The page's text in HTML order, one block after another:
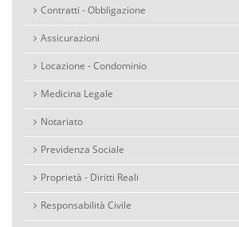
Contratti - Obbligazione
Assicurazioni
Locazione - Condominio
Medicina Legale
Notariato
Previdenza Sociale
Proprietà - Diritti Reali
Responsabilità Civile